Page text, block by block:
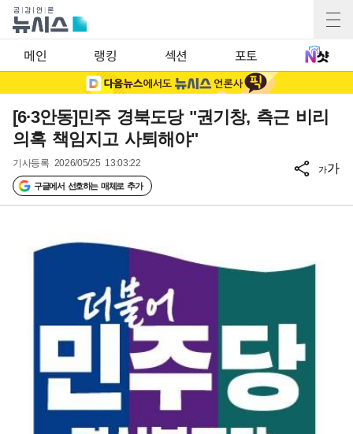
메인 랭킹 섹션 포토
[6·3안동]민주 경북도당 "권기창, 측근 비리
의혹 책임지고 사퇴해야"
기사등록 2026/05/25 13:03:22
구글에서 선호하는 매체로 추가
가가